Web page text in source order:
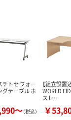
チトセ フォー
グテーブル ホ
～（税込）
【組立設置
WORLD
ス L…
￥